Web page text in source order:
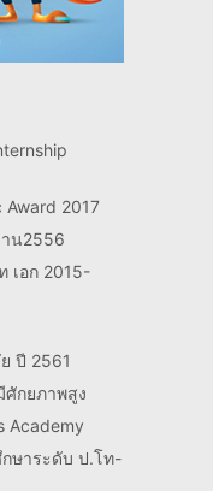
2017
น2556
เอก 2015-
ปี 2561
กยภาพสูง
Academy
ษาระดับ ป.โท-